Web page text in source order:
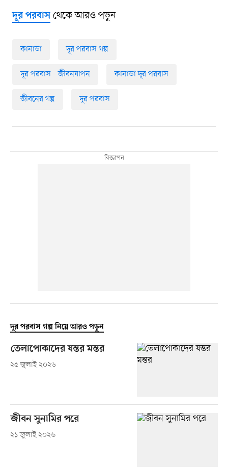
দূর পরবাসথেকে আরও পড়ুন
কানাডা দূর পরবাস গল্প
দূর পরবাস - জীবনযাপন কানাডা দূর পরবাস
জীবনের গল্প দূর পরবাস
দূর পরবাস গল্প নিয়ে আরও পড়ুন
তেলাপোকাদের যন্তর মন্তর
২৫ জুলাই ২০২৬
জীবন সুনামির পরে
২১ জুলাই ২০২৬